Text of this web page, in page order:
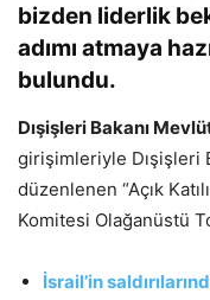
bizden liderlik
adımı atmaya
bulundu.
Dışişleri Bakanı
girişimleriyle Dışişleri
düzenlenen “Açık
Komitesi Olağanüstü
İsrail’in